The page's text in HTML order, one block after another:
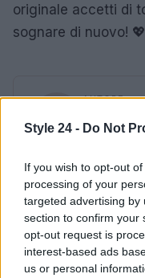
Style 24 - Do Not
If you wish to opt-out
processing of your
targeted advertising by
section to confirm your
opt-out request is
interest-based ads
us or personal
originale accetti di
sognare di nuovo! 💖
AUTORE